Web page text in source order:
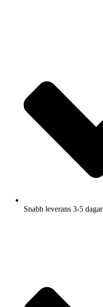
Snabb leverans 3-5 dagar